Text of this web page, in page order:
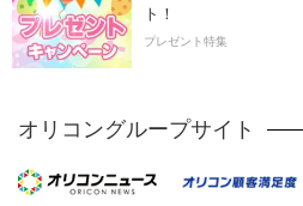
ト！
プレゼント特集
オリコングループサイト